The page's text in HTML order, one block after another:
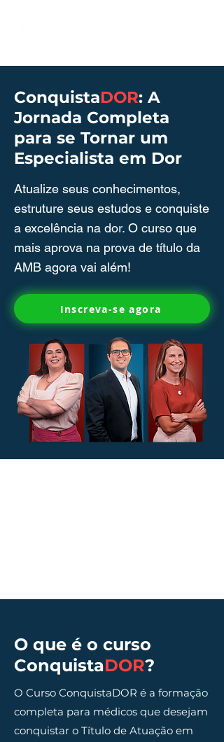
ConquistaDOR: A
Jornada Completa
para se Tornar um
Especialista em Dor
Atualize seus conhecimentos,
estruture seus estudos e conquiste
a excelência na dor. O curso que
mais aprova na prova de título da
AMB agora vai além!
Inscreva-se agora
O que é o curso
ConquistaDOR?
O Curso ConquistaDOR é a formação
completa para médicos que desejam
conquistar o Título de Atuação em